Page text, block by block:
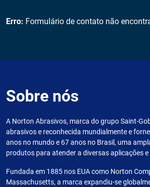
Erro: Formulário de contato não
Sobre nós
A Norton Abrasivos, marca do grupo Saint-
abrasivos e reconhecida mundialmente e
anos no mundo e 67 anos no Brasil, uma
produtos para atender a diversas aplicações e
Fundada em 1885 nos EUA como Norton
Massachusetts, a marca expandiu-se